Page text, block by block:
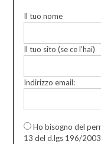
Il tuo nome
Il tuo sito (se ce l’hai)
Indirizzo email:
Ho bisogno del
13 del d.lgs 196/2003